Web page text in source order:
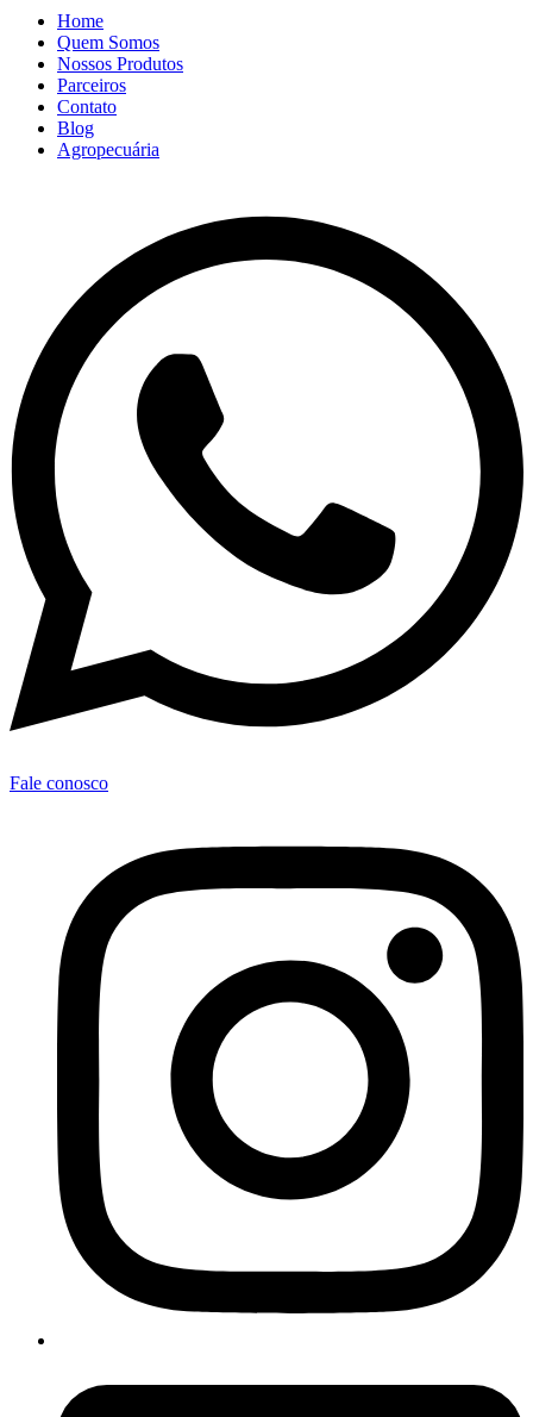
Home
Quem Somos
Nossos Produtos
Parceiros
Contato
Blog
Agropecuária
Fale conosco